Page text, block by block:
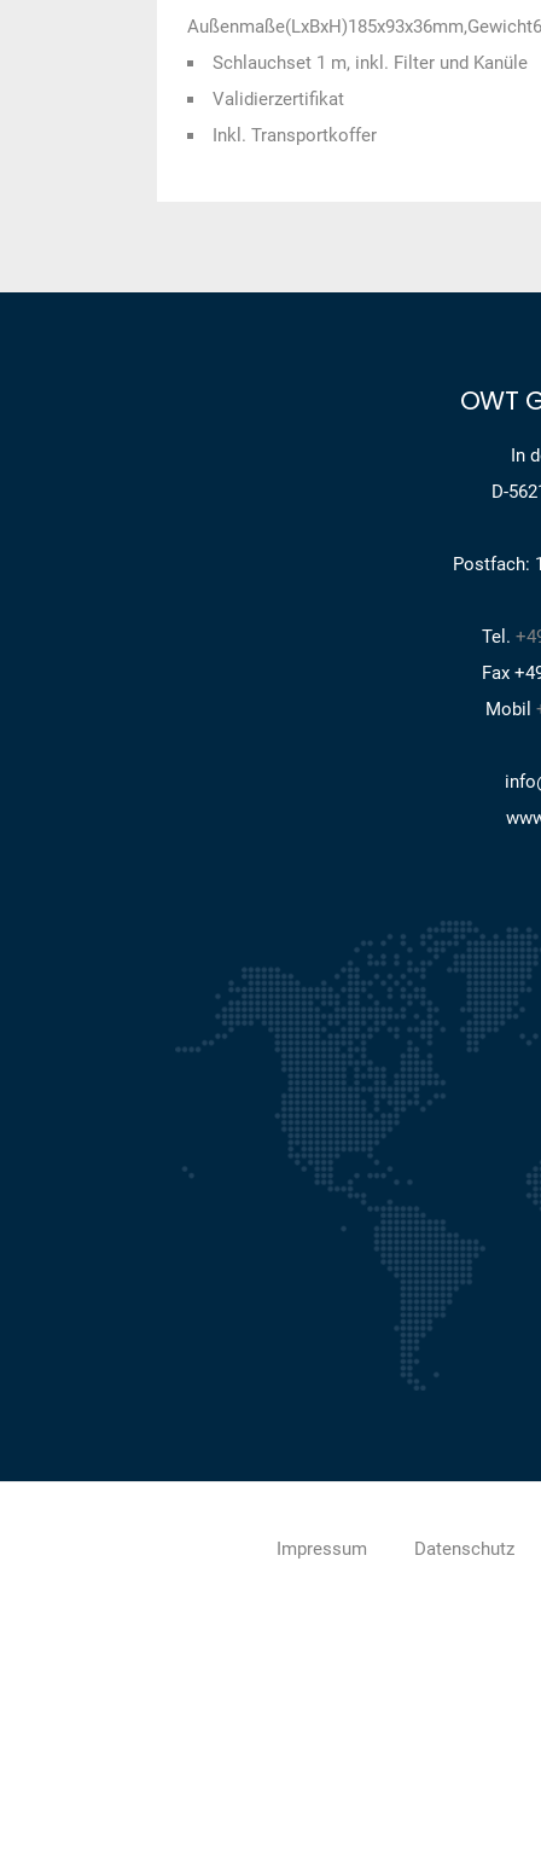
Schlauchset 1 m, inkl. Filter und Kanüle
Validierzertifikat
Inkl. Transportkoffer
OWT
In
D-
Postfach:
Tel.
Fax
Mobil
Impressum Datenschutz